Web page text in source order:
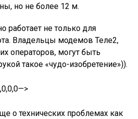
но не более 12 м.
работает не только для
Владельцы модемов Теле2,
операторов, могут быть
такое «чудо-изобретение»)).
о технических проблемах как